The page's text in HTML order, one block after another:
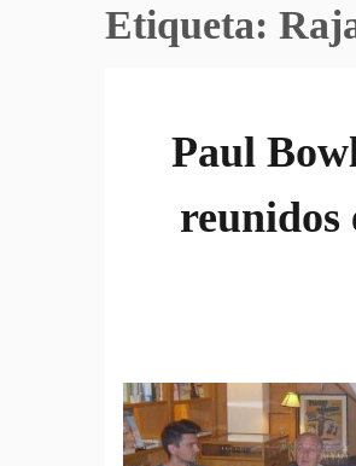
Etiqueta:
Paul
reunidos